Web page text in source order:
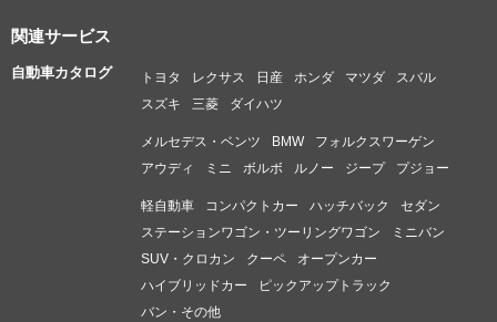
関連サービス
自動車カタログ トヨタ レクサス 日産 ホンダ マツダ
スバル
スズキ
三菱 ダイハツ
メルセデス・ベンツ BMW
フォルクスワーゲン
アウディ
ミニ ボルボ ルノー ジープ プジョー
軽自動車 コンパクトカー ハッチバック
セダン
ステーションワゴン・ツーリングワゴン
ミニバン
SUV・クロカン
クーペ
オープンカー
ハイブリッドカー
ピックアップトラック
バン・その他